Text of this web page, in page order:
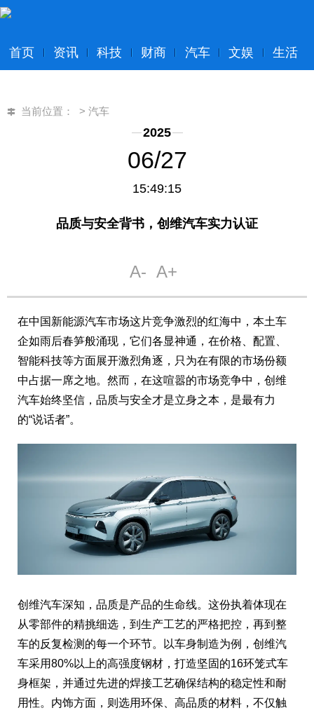
首页 资讯 科技 财商 汽车 文娱 生活
当前位置： > 汽车
2025
06/27
15:49:15
品质与安全背书，创维汽车实力认证
在中国新能源汽车市场这片竞争激烈的红海中，本土车
企如雨后春笋般涌现，它们各显神通，在价格、配置、
智能科技等方面展开激烈角逐，只为在有限的市场份额
中占据一席之地。然而，在这喧嚣的市场竞争中，创维
汽车始终坚信，品质与安全才是立身之本，是最有力
的“说话者”。
创维汽车深知，品质是产品的生命线。这份执着体现在
从零部件的精挑细选，到生产工艺的严格把控，再到整
车的反复检测的每一个环节。以车身制造为例，创维汽
车采用80%以上的高强度钢材，打造坚固的16环笼式车
身框架，并通过先进的焊接工艺确保结构的稳定性和耐
用性。内饰方面，则选用环保、高品质的材料，不仅触